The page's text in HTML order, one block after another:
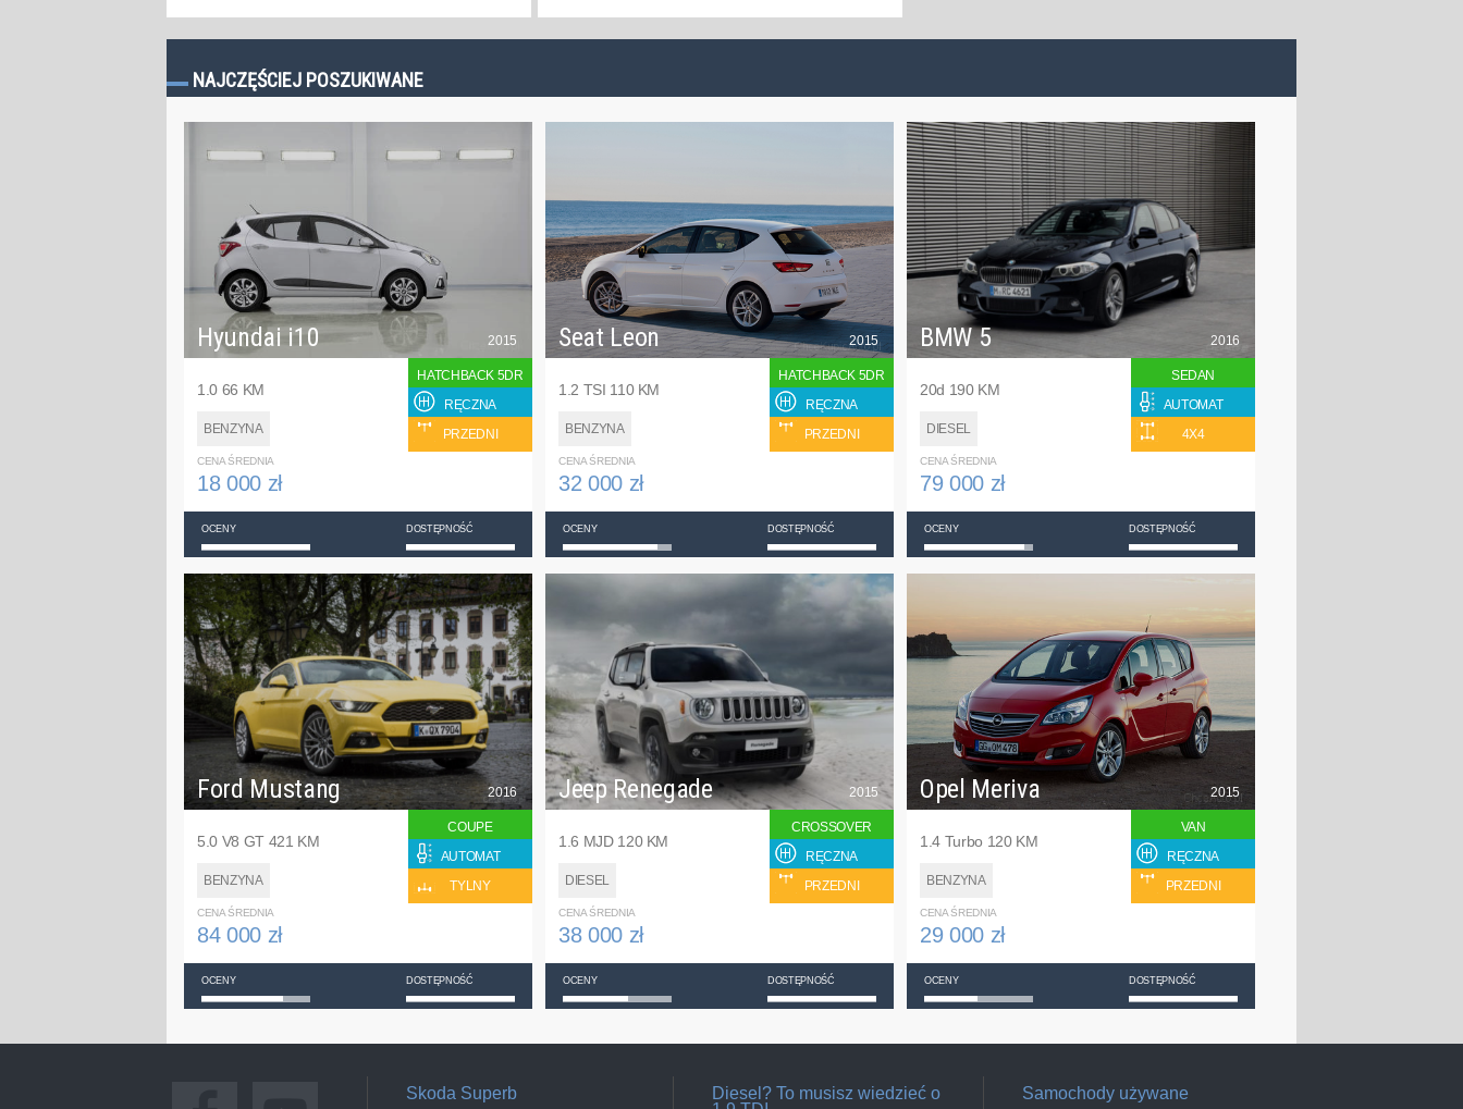
NAJCZĘŚCIEJ POSZUKIWANE
Hyundai i10
1.0 66 KM
BENZYNA
2015
HATCHBACK 5DR
RĘCZNA
PRZEDNI
CENA ŚREDNIA
18 000 zł
OCENY DOSTĘPNOŚĆ
Seat Leon
1.2 TSI 110 KM
BENZYNA
2015
HATCHBACK 5DR
RĘCZNA
PRZEDNI
CENA ŚREDNIA
32 000 zł
OCENY DOSTĘPNOŚĆ
BMW 5
20d 190 KM
DIESEL
2016
SEDAN
AUTOMAT
4X4
CENA ŚREDNIA
79 000 zł
OCENY DOSTĘPNOŚĆ
Ford Mustang
5.0 V8 GT 421 KM
BENZYNA
2016
COUPE
AUTOMAT
TYLNY
CENA ŚREDNIA
84 000 zł
OCENY DOSTĘPNOŚĆ
Jeep Renegade
1.6 MJD 120 KM
DIESEL
2015
CROSSOVER
RĘCZNA
PRZEDNI
CENA ŚREDNIA
38 000 zł
OCENY DOSTĘPNOŚĆ
Opel Meriva
1.4 Turbo 120 KM
BENZYNA
2015
VAN
RĘCZNA
PRZEDNI
CENA ŚREDNIA
29 000 zł
OCENY DOSTĘPNOŚĆ
Skoda Superb
Diesel? To musisz wiedzieć o
Samochody używane